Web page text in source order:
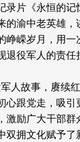
录片《永恒的记
的渝中老英雄，
峥嵘岁月，用一
退役军人的责任
人故事，赓续
心跟党走，吸引
激励广大干部群
双拥文化赋予了